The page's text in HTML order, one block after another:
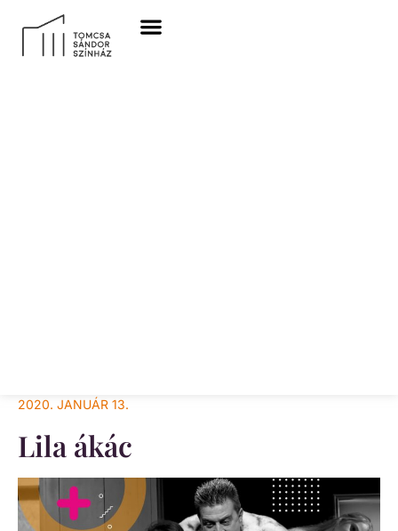
2020. JANUÁR 13.
Lila ákác